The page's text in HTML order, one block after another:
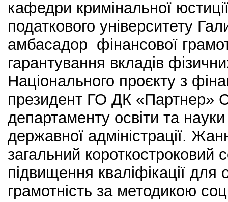
кафедри кримінальної
податкового університету
амбасадор фінансової
гарантування вкладів
Національного проєкту з
президент ГО ДК «Партнер»
департаменту освіти та науки
державної адміністрації.
загальний короткостроковий
підвищення кваліфікації для
грамотність за методикою